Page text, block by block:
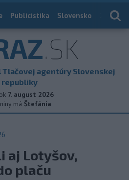
Publicistika Slovensko
.SK
agentúry Slovenskej
republiky
7. august 2026
má Štefánia
aj Lotyšov,
plaču